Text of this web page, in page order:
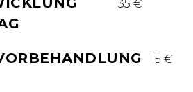
35 €
15 €